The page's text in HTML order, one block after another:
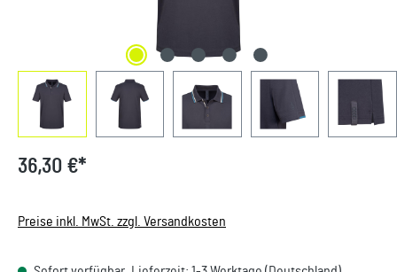
36,30 €*
Preise inkl. MwSt. zzgl. Versandkosten